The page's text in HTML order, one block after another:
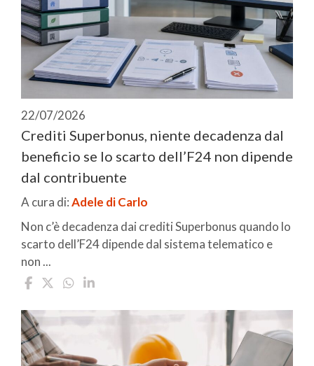
22/07/2026
Crediti Superbonus, niente decadenza dal
beneficio se lo scarto dell’F24 non dipende
dal contribuente
A cura di:Adele di Carlo
Non c’è decadenza dai crediti Superbonus quando lo
scarto dell’F24 dipende dal sistema telematico e
non ...